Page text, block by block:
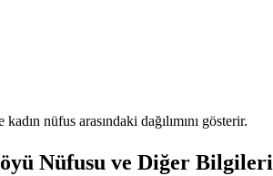
nüfus arasındaki dağılımını gösterir.
Nüfusu ve Diğer Bilgileri